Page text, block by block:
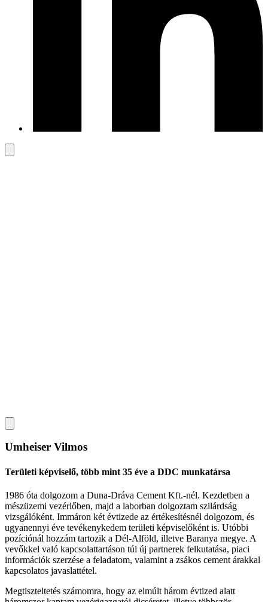
Umheiser Vilmos
Területi képviselő, több mint 35 éve a DDC munkatársa
1986 óta dolgozom a Duna-Dráva Cement Kft.-nél. Kezdetben a
mészüzemi vezérlőben, majd a laborban dolgoztam szilárdság
vizsgálóként. Immáron két évtizede az értékesítésnél dolgozom, és
ugyanennyi éve tevékenykedem területi képviselőként is. Utóbbi
pozíciónál hozzám tartozik a Dél-Alföld, illetve Baranya megye. A
vevőkkel való kapcsolattartáson túl új partnerek felkutatása, piaci
információk szerzése a feladatom, valamint a zsákos cement árakkal
kapcsolatos javaslattétel.
Megtiszteltetés számomra, hogy az elmúlt három évtized alatt